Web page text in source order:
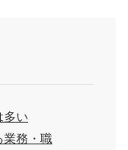
多い
業務・職